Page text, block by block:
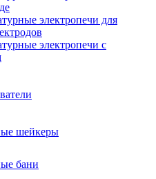
электропечи для
электропечи с
шейкеры
бани